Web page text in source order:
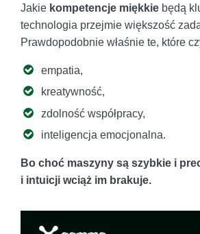
Jakie kompetencje miękkie będą
technologia przejmie większość
Prawdopodobnie właśnie te, które
empatia,
kreatywność,
zdolność współpracy,
inteligencja emocjonalna.
Bo choć maszyny są szybkie i
i intuicji wciąż im brakuje.